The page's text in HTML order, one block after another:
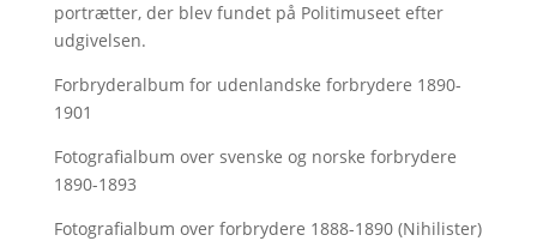
portrætter, der blev fundet på Politimuseet efter
udgivelsen.
Forbryderalbum for udenlandske forbrydere 1890-
1901
Fotografialbum over svenske og norske forbrydere
1890-1893
Fotografialbum over forbrydere 1888-1890 (Nihilister)